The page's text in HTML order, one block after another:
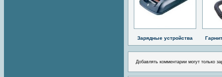
Зарядные устройства
Добавлять комментарии могут только